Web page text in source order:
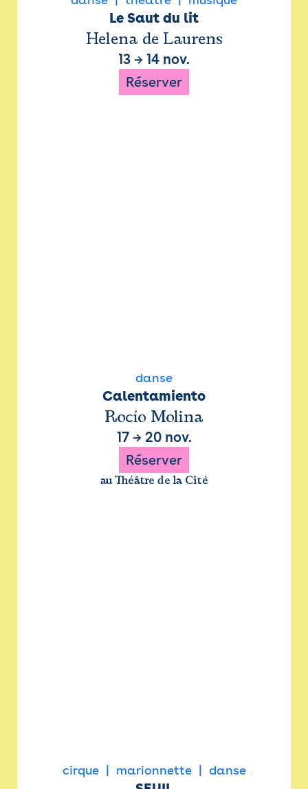
Le Saut du lit
Helena de Laurens
13 → 14 nov.
Réserver
danse
Calentamiento
Rocío Molina
17→ 20 nov.
Réserver
au Théâtre de la Cité
cirque marionnette danse